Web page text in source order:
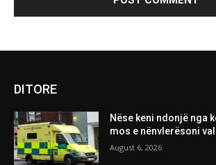
DITORE
Nëse keni ndonjë nga
mos e nënvlerësoni
August 6, 2026